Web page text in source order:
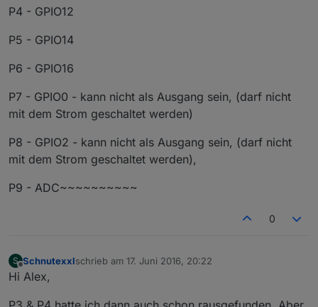
P4 - GPIO12
P5 - GPIO14
P6 - GPIO16
P7 - GPIO0 - kann nicht als Ausgang sein, (darf nicht
mit dem Strom geschaltet werden)
P8 - GPIO2 - kann nicht als Ausgang sein, (darf nicht
mit dem Strom geschaltet werden),
P9 - ADC~~~~~~~~~~
0
S
Offline
Schnutexxlschrieb am 17. Juni 2016, 20:22
zuletzt editiert von
Hi Alex,